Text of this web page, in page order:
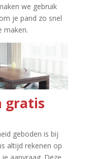
we gebruik
je pand zo snel
maken.​
gratis
geboden is bij
altijd rekenen op